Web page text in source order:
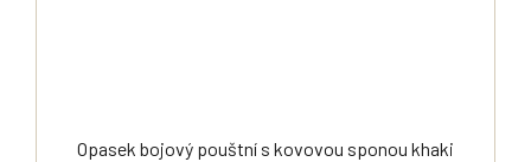
Opasek bojový pouštní s kovovou sponou khaki